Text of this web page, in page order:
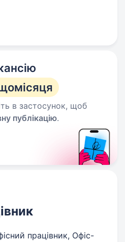
в застосунок, щоб
публікацію.
працівник, Офіс-